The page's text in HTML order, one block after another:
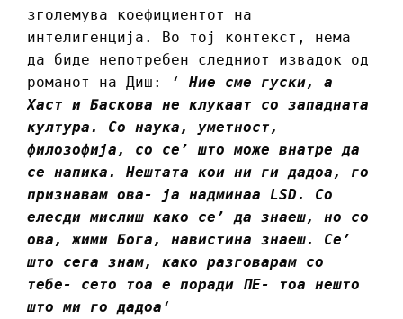
зголемува коефициентот на
интелигенција. Во тој контекст, нема
да биде непотребен следниот извадок од
романот на Диш:
‘ Ние сме гуски, а
Хаст и Баскова не клукаат со западната
култура. Со наука, уметност,
филозофија, со се’ што може внатре да
се напика. Нештата кои ни ги дадоа, го
признавам ова- ја надминаа LSD. Со
елесди мислиш како се’ да знаеш, но со
ова, жими Бога, навистина знаеш. Се’
што сега знам, како разговарам со
тебе- сето тоа е поради ПЕ- тоа нешто
што ми го дадоа ‘